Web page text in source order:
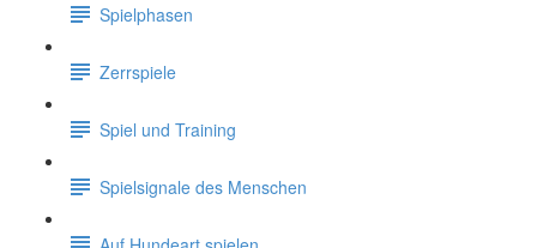
Spielphasen
Zerrspiele
Spiel und Training
Spielsignale des Menschen